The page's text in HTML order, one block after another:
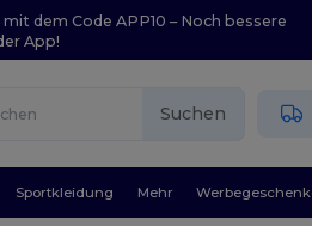
dem Code APP10 – Noch bessere
App!
Suchen
Sportkleidung Mehr